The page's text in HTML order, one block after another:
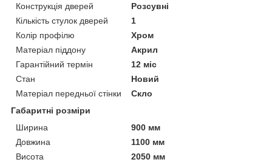
Конструкція дверей
Розсувні
Кількість стулок дверей
1
Колір профілю
Хром
Матеріал піддону
Акрил
Гарантійний термін
12 міс
Стан
Новий
Матеріал передньої стінки
Скло
Габаритні розміри
Ширина
900 мм
Довжина
1100 мм
Висота
2050 мм